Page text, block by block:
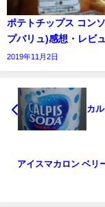
ポテトチップス コン
プバリュ)感想・レビ
2019年11月2日
カ
アイスマカロン ベリ